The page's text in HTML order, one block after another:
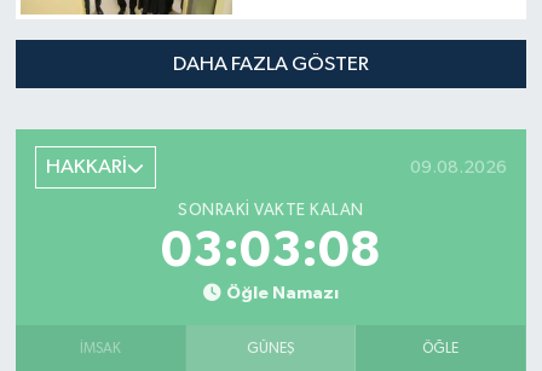
Çukurca Devlet Hastanesi
bünyesinde yapımı tamamlanan
DAHA FAZLA GÖSTER
HAKKARİ 09.08.2026
SONRAKI VAKTE KALAN
03:03:08
Öğle Namazı
İMSAK GÜNEŞ ÖĞLE